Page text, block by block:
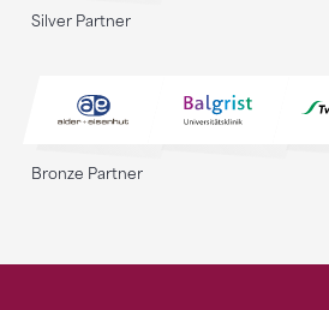
Silver Partner
Bronze Partner